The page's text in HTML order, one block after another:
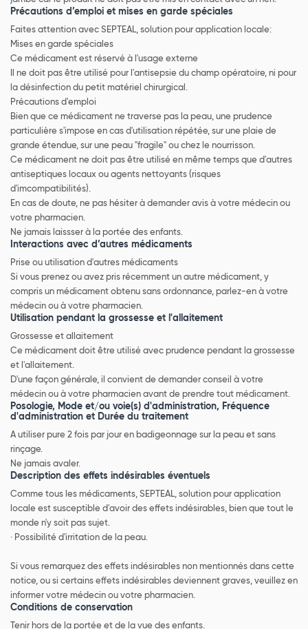
Précautions d’emploi et mises en garde spéciales
Faites attention avec SEPTEAL, solution pour application locale:
Mises en garde spéciales
Ce médicament est réservé à l'usage externe
Il ne doit pas être utilisé pour l'antisepsie du champ opératoire, ni pour
la désinfection du petit matériel chirurgical.
Précautions d'emploi
Bien que ce médicament ne traverse pas la peau, une prudence
particulière s'impose en cas d'utilisation répétée, sur une plaie de
grande étendue, sur une peau "fragile" ou chez le nourrisson.
Ce médicament ne doit pas être utilisé en même temps que d'autres
antiseptiques locaux ou agents nettoyants (risques
d'imcompatibilités).
En cas de doute, ne pas hésiter à demander avis à votre médecin ou
votre pharmacien.
Ne jamais laissser à la portée des enfants.
Interactions avec d’autres médicaments
Prise ou utilisation d'autres médicaments
Si vous prenez ou avez pris récemment un autre médicament, y
compris un médicament obtenu sans ordonnance, parlez-en à votre
médecin ou à votre pharmacien.
Utilisation pendant la grossesse et l'allaitement
Grossesse et allaitement
Ce médicament doit être utilisé avec prudence pendant la grossesse
et l'allaitement.
D'une façon générale, il convient de demander conseil à votre
médecin ou à votre pharmacien avant de prendre tout médicament.
Posologie, Mode et/ou voie(s) d'administration, Fréquence
d'administration et Durée du traitement
A utiliser pure 2 fois par jour en badigeonnage sur la peau et sans
rinçage.
Ne jamais avaler.
Description des effets indésirables éventuels
Comme tous les médicaments, SEPTEAL, solution pour application
locale est susceptible d'avoir des effets indésirables, bien que tout le
monde n'y soit pas sujet.
· Possibilité d'irritation de la peau.
Si vous remarquez des effets indésirables non mentionnés dans cette
notice, ou si certains effets indésirables deviennent graves, veuillez en
informer votre médecin ou votre pharmacien.
Conditions de conservation
Tenir hors de la portée et de la vue des enfants.